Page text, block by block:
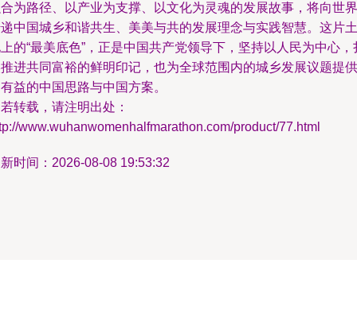
为路径、以产业为支撑、以文化为灵魂的发展故事，将向世界
中国城乡和谐共生、美美与共的发展理念与实践智慧。这片土
的“最美底色”，正是中国共产党领导下，坚持以人民为中心，
进共同富裕的鲜明印记，也为全球范围内的城乡发展议题提供
益的中国思路与中国方案。
转载，请注明出处：
www.wuhanwomenhalfmarathon.com/product/77.html
时间：2026-08-08 19:53:32